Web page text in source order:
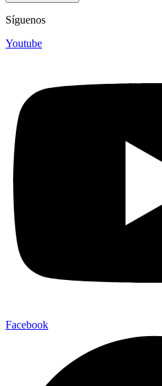
Síguenos
Youtube
Facebook